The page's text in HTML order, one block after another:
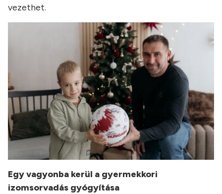
vezethet.
Egy vagyonba kerül a gyermekkori
izomsorvadás gyógyítása